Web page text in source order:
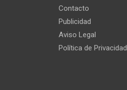
Contacto
Publicidad
Aviso Legal
Política de Privacidad